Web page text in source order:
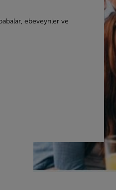
ebeveynler ve